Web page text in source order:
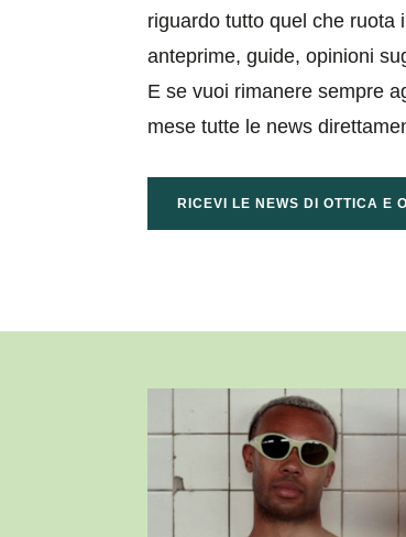
riguardo tutto quel che
anteprime, guide, opinioni
E se vuoi rimanere sempre
mese tutte le news
RICEVI LE NEWS DI OTTICA E